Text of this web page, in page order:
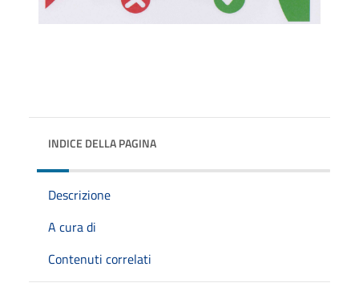
INDICE DELLA PAGINA
Descrizione
A cura di
Contenuti correlati